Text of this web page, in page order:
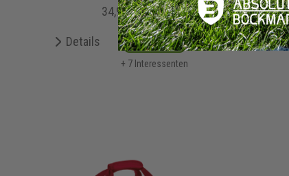
34,95 €
Details Merken
+ 7 Interessenten